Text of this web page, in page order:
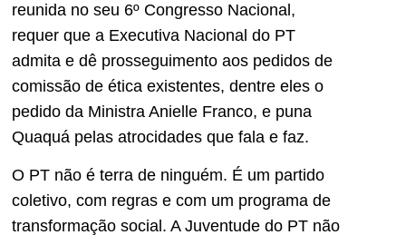
reunida no seu 6º Congresso Nacional,
requer que a Executiva Nacional do PT
admita e dê prosseguimento aos pedidos de
comissão de ética existentes, dentre eles o
pedido da Ministra Anielle Franco, e puna
Quaquá pelas atrocidades que fala e faz.
O PT não é terra de ninguém. É um partido
coletivo, com regras e com um programa de
transformação social. A Juventude do PT não